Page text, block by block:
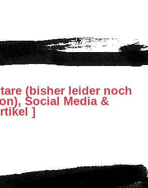
(bisher leider noch
Social Media &
]